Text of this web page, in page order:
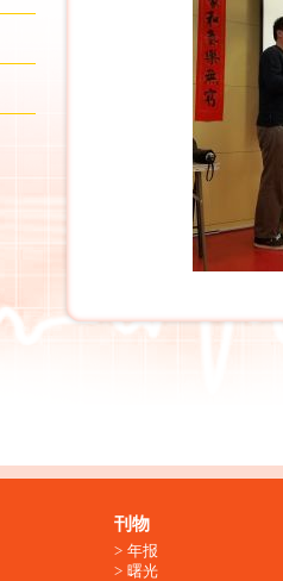
刊物
年报
曙光